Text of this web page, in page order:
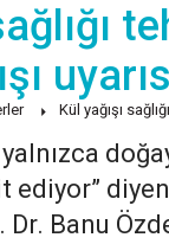
Kül yağışı
yalnızca
diyen
Dr. Banu